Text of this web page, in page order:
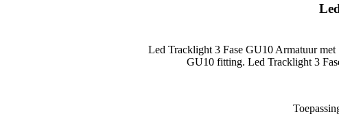
Led Tracklight 3 Fase GU10 Armatuur
GU10 fitting. Led Tracklight 3